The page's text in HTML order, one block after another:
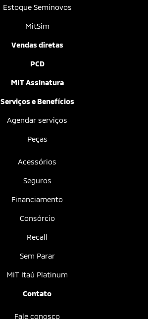
Estoque Seminovos
MitSim
Vendas diretas
PCD
MIT Assinatura
Serviços e Benefícios
Agendar serviços
Peças
Acessórios
Seguros
Financiamento
Consórcio
Recall
Sem Parar
MIT Itaú Platinum
Contato
Fale conosco